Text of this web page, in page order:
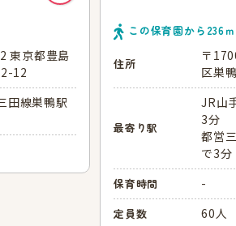
東京都豊島
12
田線巣鴨駅
この保育園から 236ｍ
住所
〒
区巣
最寄り駅
JR山
3分
都営
で3分
保育時間 -
定員数 60人